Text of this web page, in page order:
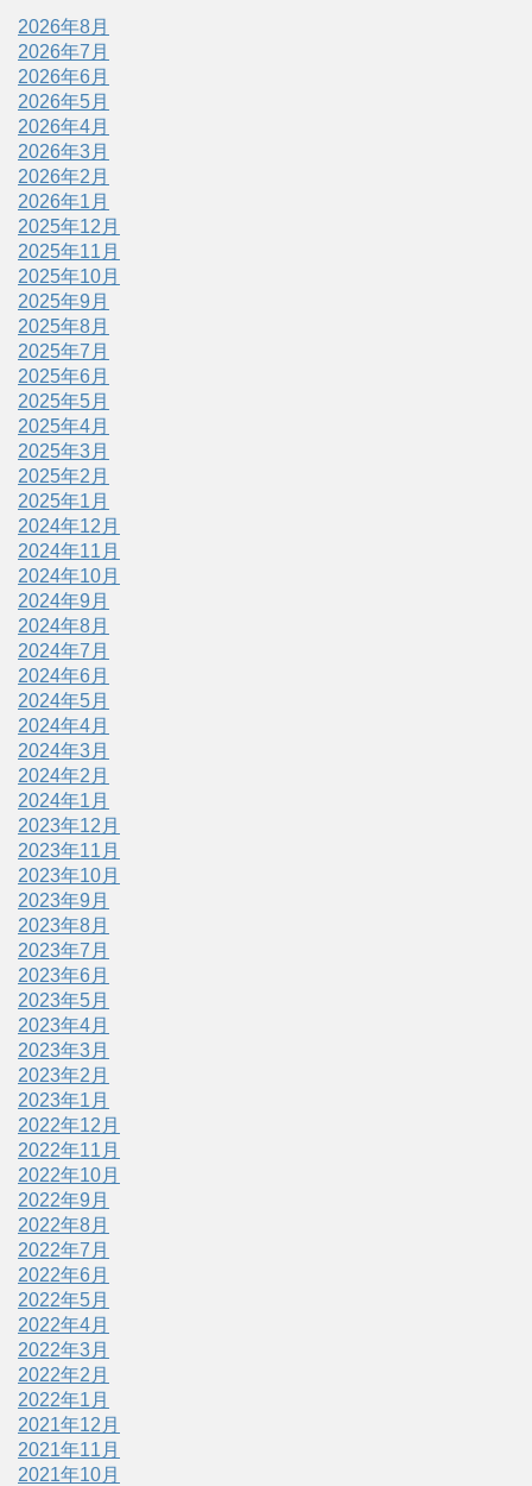
2026年8月
2026年7月
2026年6月
2026年5月
2026年4月
2026年3月
2026年2月
2026年1月
2025年12月
2025年11月
2025年10月
2025年9月
2025年8月
2025年7月
2025年6月
2025年5月
2025年4月
2025年3月
2025年2月
2025年1月
2024年12月
2024年11月
2024年10月
2024年9月
2024年8月
2024年7月
2024年6月
2024年5月
2024年4月
2024年3月
2024年2月
2024年1月
2023年12月
2023年11月
2023年10月
2023年9月
2023年8月
2023年7月
2023年6月
2023年5月
2023年4月
2023年3月
2023年2月
2023年1月
2022年12月
2022年11月
2022年10月
2022年9月
2022年8月
2022年7月
2022年6月
2022年5月
2022年4月
2022年3月
2022年2月
2022年1月
2021年12月
2021年11月
2021年10月